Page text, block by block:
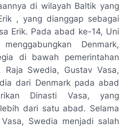
di wilayah Baltik yang
, yang dianggap sebagai
Erik. Pada abad ke-14, Uni
Denmark,
di bawah pemerintahan
Raja Swedia, Gustav Vasa,
dari Denmark pada abad
Dinasti Vasa, yang
dari satu abad. Selama
Swedia menjadi salah